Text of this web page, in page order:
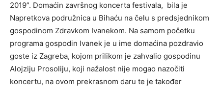
2019”. Domaćin završnog koncerta festivala, bila je
Napretkova podružnica u Bihaću na čelu s predsjednikom
gospodinom Zdravkom Ivanekom. Na samom početku
programa gospodin Ivanek je u ime domaćina pozdravio
goste iz Zagreba, kojom prilikom je zahvalio gospodinu
Alojziju Prosoliju, koji nažalost nije mogao nazočiti
koncertu, na ovom prekrasnom daru te je također